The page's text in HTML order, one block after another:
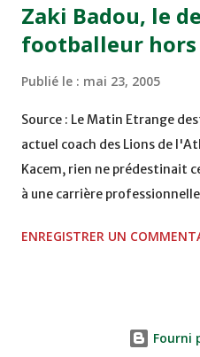
Zaki Badou, le
footballeur
Publié le : mai 23, 2005
Source : Le Matin Etrange
actuel coach des Lions de
Kacem, rien ne prédestinait
à une carrière
également féru des armes,
lorsque la pression
ENREGISTRER UN
Fourni